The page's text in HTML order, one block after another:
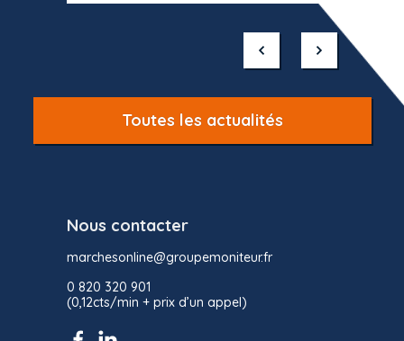
Toutes les actualités
Nous contacter
marchesonline@groupemoniteur.fr
0 820 320 901
(0,12cts/min + prix d’un appel)